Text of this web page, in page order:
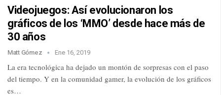
Videojuegos: Así evolucionaron los
gráficos de los ‘MMO’ desde hace más de
30 años
Matt Gómez Ene 16, 2019
La era tecnológica ha dejado un montón de sorpresas con el paso
del tiempo. Y en la comunidad gamer, la evolución de los gráficos
es…